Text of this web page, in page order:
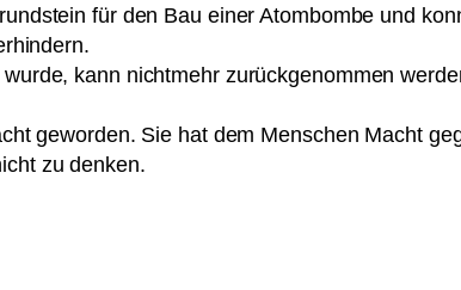
für den Bau einer Atombombe und
kann nichtmehr zurückgenommen
geworden. Sie hat dem Menschen Macht
zu denken.